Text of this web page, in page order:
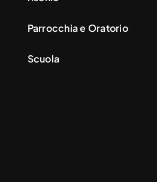
Parrocchia e Oratorio
Scuola